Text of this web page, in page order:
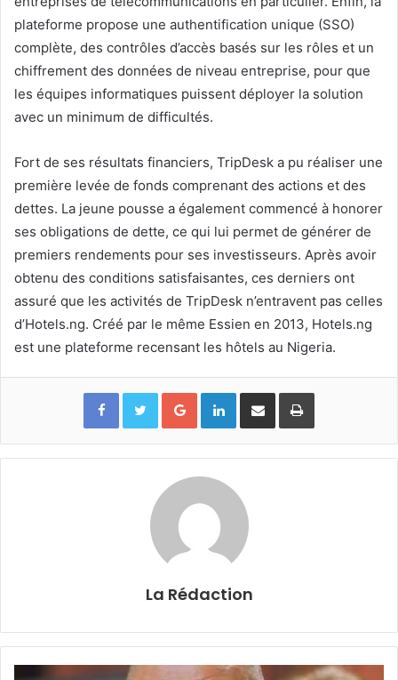
plateforme propose une authentification unique (SSO)
complète, des contrôles d’accès basés sur les rôles et un
chiffrement des données de niveau entreprise, pour que
les équipes informatiques puissent déployer la solution
avec un minimum de difficultés.
Fort de ses résultats financiers, TripDesk a pu réaliser une
première levée de fonds comprenant des actions et des
dettes. La jeune pousse a également commencé à honorer
ses obligations de dette, ce qui lui permet de générer de
premiers rendements pour ses investisseurs. Après avoir
obtenu des conditions satisfaisantes, ces derniers ont
assuré que les activités de TripDesk n’entravent pas celles
d’Hotels.ng. Créé par le même Essien en 2013, Hotels.ng
est une plateforme recensant les hôtels au Nigeria.
Google+LinkedinPartager par email Imprimer
La Rédaction